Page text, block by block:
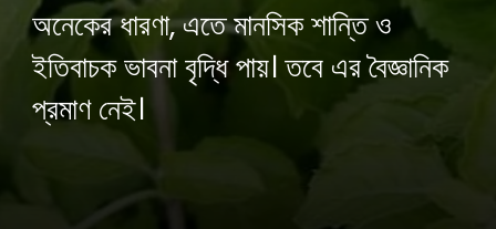
অনেকের ধারণা, এতে মানসিক শান্তি ও
ইতিবাচক ভাবনা বৃদ্ধি পায়। তবে এর বৈজ্ঞানিক
প্রমাণ নেই।